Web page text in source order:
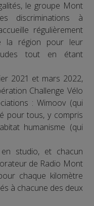
le groupe Mont
discriminations à
régulièrement
la région pour leur
tout en étant
2021 et mars 2022,
Challenge Vélo
: Wimoov (qui
pour tous, y compris
humanisme (qui
studio, et chacun
de Radio Mont
chaque kilomètre
à chacune des deux